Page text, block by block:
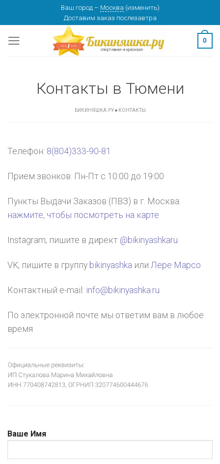
content
Ваш город – Москва (изменить)
Доставим заказ послезавтра
0
Контакты в Тюмени
БИКИНЯШКА.РУ» КОНТАКТЫ
изменить
Телефон: 8(804)333-90-81
Прием звонков: Пн-Пт с 10:00 до 19:00
Пункты Выдачи Заказов (ПВЗ) в г. Москва:
нажмите, чтобы посмотреть на карте
Instagram, пишите в директ @bikinyashkaru
VK, пишите в группу bikinyashka или Лере Марсо
Контактный e-mail: info@bikinyashka.ru
По электронной почте мы ответим вам в любое
время
Ваше Имя